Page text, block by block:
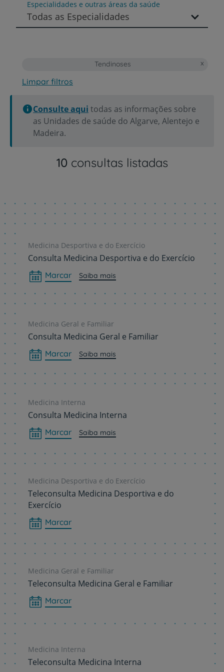
Especialidades e outras áreas da saúde
Todas as Especialidades
Tendinoses
Limpar filtros
Consulte aqui todas as informações sobre
as Unidades de saúde do Algarve, Alentejo e
Madeira.
10 consultas listadas
Medicina Desportiva e do Exercício
Consulta Medicina Desportiva e do Exercício
Marcar Saiba mais
Medicina Geral e Familiar
Consulta Medicina Geral e Familiar
Marcar Saiba mais
Medicina Interna
Consulta Medicina Interna
Marcar Saiba mais
Medicina Desportiva e do Exercício
Teleconsulta Medicina Desportiva e do
Exercício
Marcar
Medicina Geral e Familiar
Teleconsulta Medicina Geral e Familiar
Marcar
Medicina Interna
Teleconsulta Medicina Interna